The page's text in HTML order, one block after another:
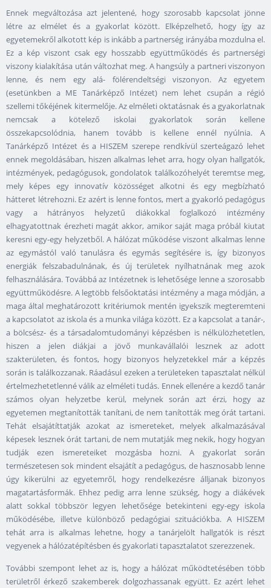
Ennek megváltozása azt jelentené, hogy szorosabb kapcsolat jönne
létre az elmélet és a gyakorlat között. Elképzelhető, hogy így az
egyetemekről alkotott kép is inkább a partnerség irányába mozdulna el.
Ez a kép viszont csak egy hosszabb együttműködés és partnerségi
viszony kialakítása után változhat meg. A hangsúly a partneri viszonyon
lenne, és nem egy alá- fölérendeltségi viszonyon. Az egyetem
(esetünkben a ME Tanárképző Intézet) nem lehet csupán a régió
szellemi tőkéjének kitermelője. Az elméleti oktatásnak és a gyakorlatnak
nemcsak a kötelező iskolai gyakorlatok során kellene
összekapcsolódnia, hanem tovább is kellene ennél nyúlnia. A
Tanárképző Intézet és a HISZEM szerepe rendkívül szerteágazó lehet
ennek megoldásában, hiszen alkalmas lehet arra, hogy olyan hallgatók,
intézmények, pedagógusok, gondolatok találkozóhelyét teremtse meg,
mely képes egy innovatív közösséget alkotni és egy megbízható
hátteret létrehozni. Ez azért is lenne fontos, mert a gyakorló pedagógus
vagy a hátrányos helyzetű diákokkal foglalkozó intézmény
elhagyatottnak érezheti magát akkor, amikor saját maga próbál kiutat
keresni egy-egy helyzetből. A hálózat működése viszont alkalmas lenne
az egymástól való tanulásra és egymás segítésére is, így bizonyos
energiák felszabadulnának, és új területek nyílhatnának meg azok
felhasználására. Továbbá az Intézetnek is lehetősége lenne a szorosabb
együttműködésre. A legtöbb felsőoktatási intézmény a maga módján, a
maga által meghatározott kritériumok mentén igyekszik megteremteni
a kapcsolatot az iskola és a munka világa között. Ez a kapcsolat a tanár-,
a bölcsész- és a társadalomtudományi képzésben is nélkülözhetetlen,
hiszen a jelen diákjai a jövő munkavállalói lesznek az adott
szakterületen, és fontos, hogy bizonyos helyzetekkel már a képzés
során is találkozzanak. Ráadásul ezeken a területeken tapasztalat nélkül
értelmezhetetlenné válik az elméleti tudás. Ennek ellenére a kezdő tanár
számos olyan helyzetbe kerül, melynek során azt érzi, hogy az
egyetemen megtanították tanítani, de nem tanították meg órát tartani.
Tehát elsajátíttatják azokat az ismereteket, melyek alkalmazásával
képesek lesznek órát tartani, de nem mutatják meg nekik, hogy hogyan
tudják ezen ismereteiket mozgásba hozni. A gyakorlat során
természetesen sok mindent elsajátít a pedagógus, de hasznosabb lenne
úgy kikerülni az egyetemről, hogy rendelkezésre álljanak bizonyos
magatartásformák. Ehhez pedig arra lenne szükség, hogy a diákévek
alatt sokkal többször legyen lehetősége betekinteni egy-egy iskola
működésébe, illetve különböző pedagógiai szituációkba. A HISZEM
tehát arra is alkalmas lehetne, hogy a tanárjelölt hallgatók is részt
vegyenek a hálózatépítésben és gyakorlati tapasztalatot szerezzenek.
További szempont lehet az is, hogy a hálózat működtetésében több
területről érkező szakemberek dolgozhassanak együtt. Ez azért lehet